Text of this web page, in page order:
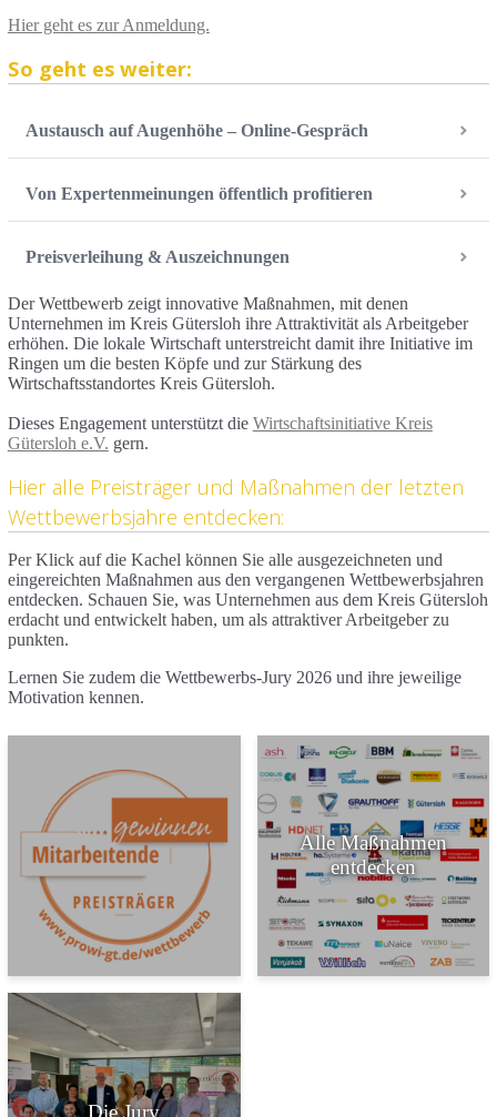
Hier geht es zur Anmeldung.
So geht es weiter:
Austausch auf Augenhöhe – Online-Gespräch
Von Expertenmeinungen öffentlich profitieren
Preisverleihung & Auszeichnungen
Der Wettbewerb zeigt innovative Maßnahmen, mit denen
Unternehmen im Kreis Gütersloh ihre Attraktivität als Arbeitgeber
erhöhen. Die lokale Wirtschaft unterstreicht damit ihre Initiative im
Ringen um die besten Köpfe und zur Stärkung des
Wirtschaftsstandortes Kreis Gütersloh.
Dieses Engagement unterstützt die Wirtschaftsinitiative Kreis
Gütersloh e.V. gern.
Hier alle Preisträger und Maßnahmen der letzten
Wettbewerbsjahre entdecken:
Per Klick auf die Kachel können Sie alle ausgezeichneten und
eingereichten Maßnahmen aus den vergangenen Wettbewerbsjahren
entdecken. Schauen Sie, was Unternehmen aus dem Kreis Gütersloh
erdacht und entwickelt haben, um als attraktiver Arbeitgeber zu
punkten.
Lernen Sie zudem die Wettbewerbs-Jury 2026 und ihre jeweilige
Motivation kennen.
Kachel mit dem Titel
Alle Maßnahmen
entdecken
Kachel mit dem
Die Jury